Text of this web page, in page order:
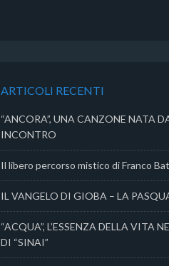
i
ARTICOLI RECENTI
“ANCORA”, UNA CANZONE NATA
INCONTRO
Il libero percorso mistico di Franco
IL VANGELO DI GIOBA – LA
“ACQUA”, L’ESSENZA DELLA VITA
DI “SINAI”